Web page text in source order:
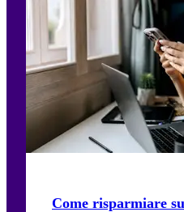
Come risparmiare